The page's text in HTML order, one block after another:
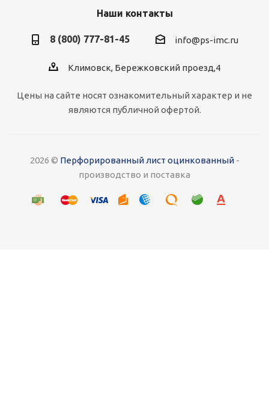
Наши контакты
8 (800) 777-81-45 info@ps-imc.ru
Климовск, Бережковский проезд,4
Цены на сайте носят ознакомительный характер и не
являются публичной офертой.
2026 © Перфорированный лист оцинкованный-
производство и поставка